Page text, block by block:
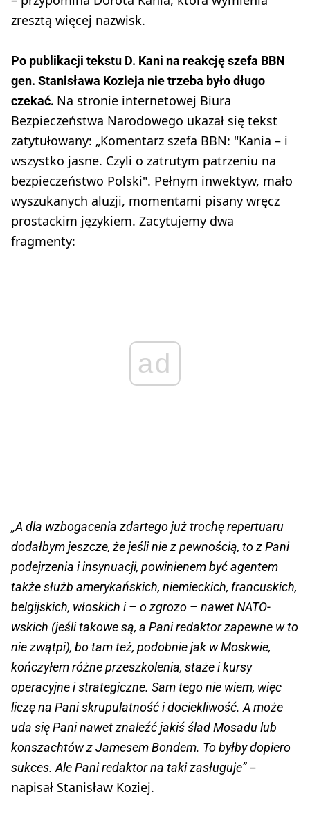
zresztą więcej nazwisk.
Po publikacji tekstu D. Kani na reakcję szefa BBN
gen. Stanisława Kozieja nie trzeba było długo
czekać. Na stronie internetowej Biura
Bezpieczeństwa Narodowego ukazał się tekst
zatytułowany: „Komentarz szefa BBN: "Kania – i
wszystko jasne. Czyli o zatrutym patrzeniu na
bezpieczeństwo Polski". Pełnym inwektyw, mało
wyszukanych aluzji, momentami pisany wręcz
prostackim językiem. Zacytujemy dwa
fragmenty:
ad
„A dla wzbogacenia zdartego już trochę repertuaru
dodałbym jeszcze, że jeśli nie z pewnością, to z Pani
podejrzenia i insynuacji, powinienem być agentem
także służb amerykańskich, niemieckich, francuskich,
belgijskich, włoskich i – o zgrozo – nawet NATO-
wskich (jeśli takowe są, a Pani redaktor zapewne w to
nie zwątpi), bo tam też, podobnie jak w Moskwie,
kończyłem różne przeszkolenia, staże i kursy
operacyjne i strategiczne. Sam tego nie wiem, więc
liczę na Pani skrupulatność i dociekliwość. A może
uda się Pani nawet znaleźć jakiś ślad Mosadu lub
konszachtów z Jamesem Bondem. To byłby dopiero
sukces. Ale Pani redaktor na taki zasługuje”–
napisał Stanisław Koziej.